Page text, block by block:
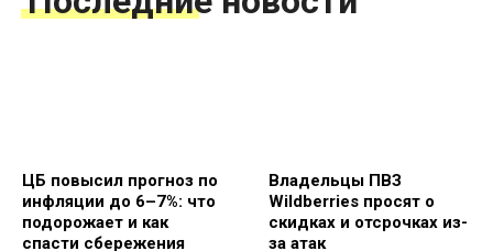
ЦБ повысил прогноз по
инфляции до 6–7%: что
подорожает и как
спасти сбережения
Владельцы ПВЗ
Wildberries просят о
скидках и отсрочках из-
за атак